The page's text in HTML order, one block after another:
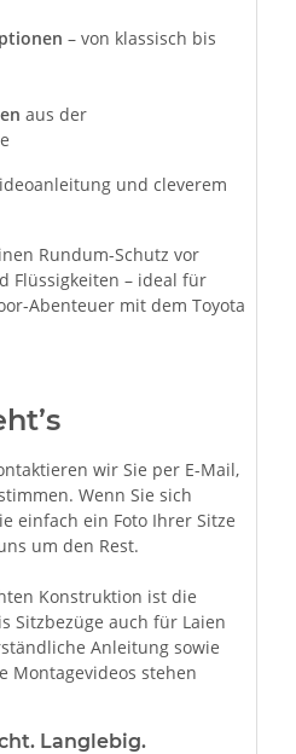
– von klassisch bis
aus der
und cleverem
Rundum-Schutz vor
Flüssigkeiten – ideal für
Abenteuer mit dem Toyota
wir Sie per E-Mail,
Wenn Sie sich
einfach ein Foto Ihrer Sitze
um den Rest.
Konstruktion ist die
Sitzbezüge auch für Laien
Anleitung sowie
Montagevideos stehen
Langlebig.